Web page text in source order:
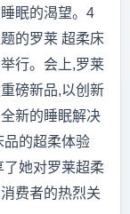
眠的渴望。4
的罗莱 超柔床
行。会上,罗莱
磅新品,以创新
新的睡眠解决
品的超柔体验
了她对罗莱超柔
费者的热烈关